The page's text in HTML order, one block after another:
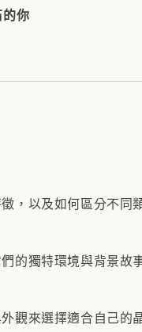
你
，以及如何區分不同
的獨特環境與背景故
觀來選擇適合自己的